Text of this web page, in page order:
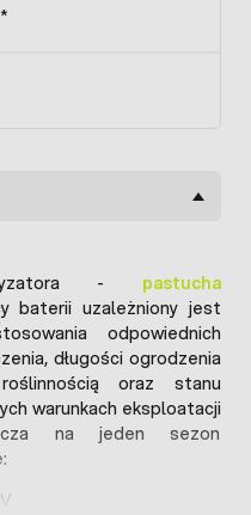
*
- pastucha
baterii uzależniony jest
odpowiednich
długości ogrodzenia
oraz stanu
warunkach eksploatacji
na jeden sezon